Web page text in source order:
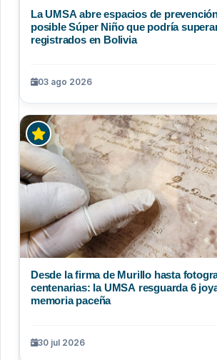
La UMSA abre espacios de
posible Súper Niño que podría
registrados en Bolivia
03 ago 2026
Desde la firma de Murillo hasta
centenarias: la UMSA resguarda 6
memoria paceña
30 jul 2026